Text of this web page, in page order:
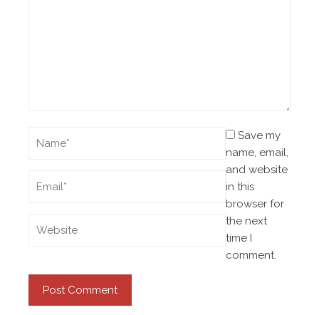
Save my
name, email,
and website
in this
browser for
the next
time I
comment.